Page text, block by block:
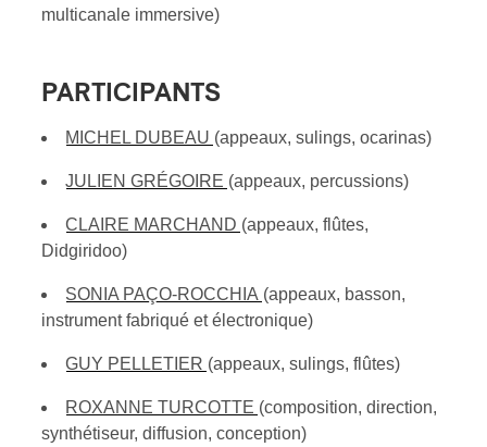
multicanale immersive)
PARTICIPANTS
MICHEL DUBEAU (appeaux, sulings, ocarinas)
JULIEN GRÉGOIRE (appeaux, percussions)
CLAIRE MARCHAND (appeaux, flûtes,
Didgiridoo)
SONIA PAÇO-ROCCHIA (appeaux, basson,
instrument fabriqué et électronique)
GUY PELLETIER (appeaux, sulings, flûtes)
ROXANNE TURCOTTE (composition, direction,
synthétiseur, diffusion, conception)